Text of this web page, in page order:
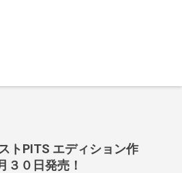
トPITS エディション作
３０日発売！